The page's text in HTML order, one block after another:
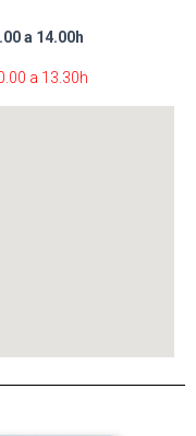
a 14.00h
a 13.30h